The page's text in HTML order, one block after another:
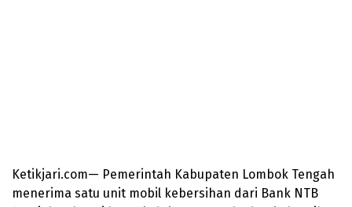
Ketikjari.com— Pemerintah Kabupaten Lombok Tengah
menerima satu unit mobil kebersihan dari Bank NTB